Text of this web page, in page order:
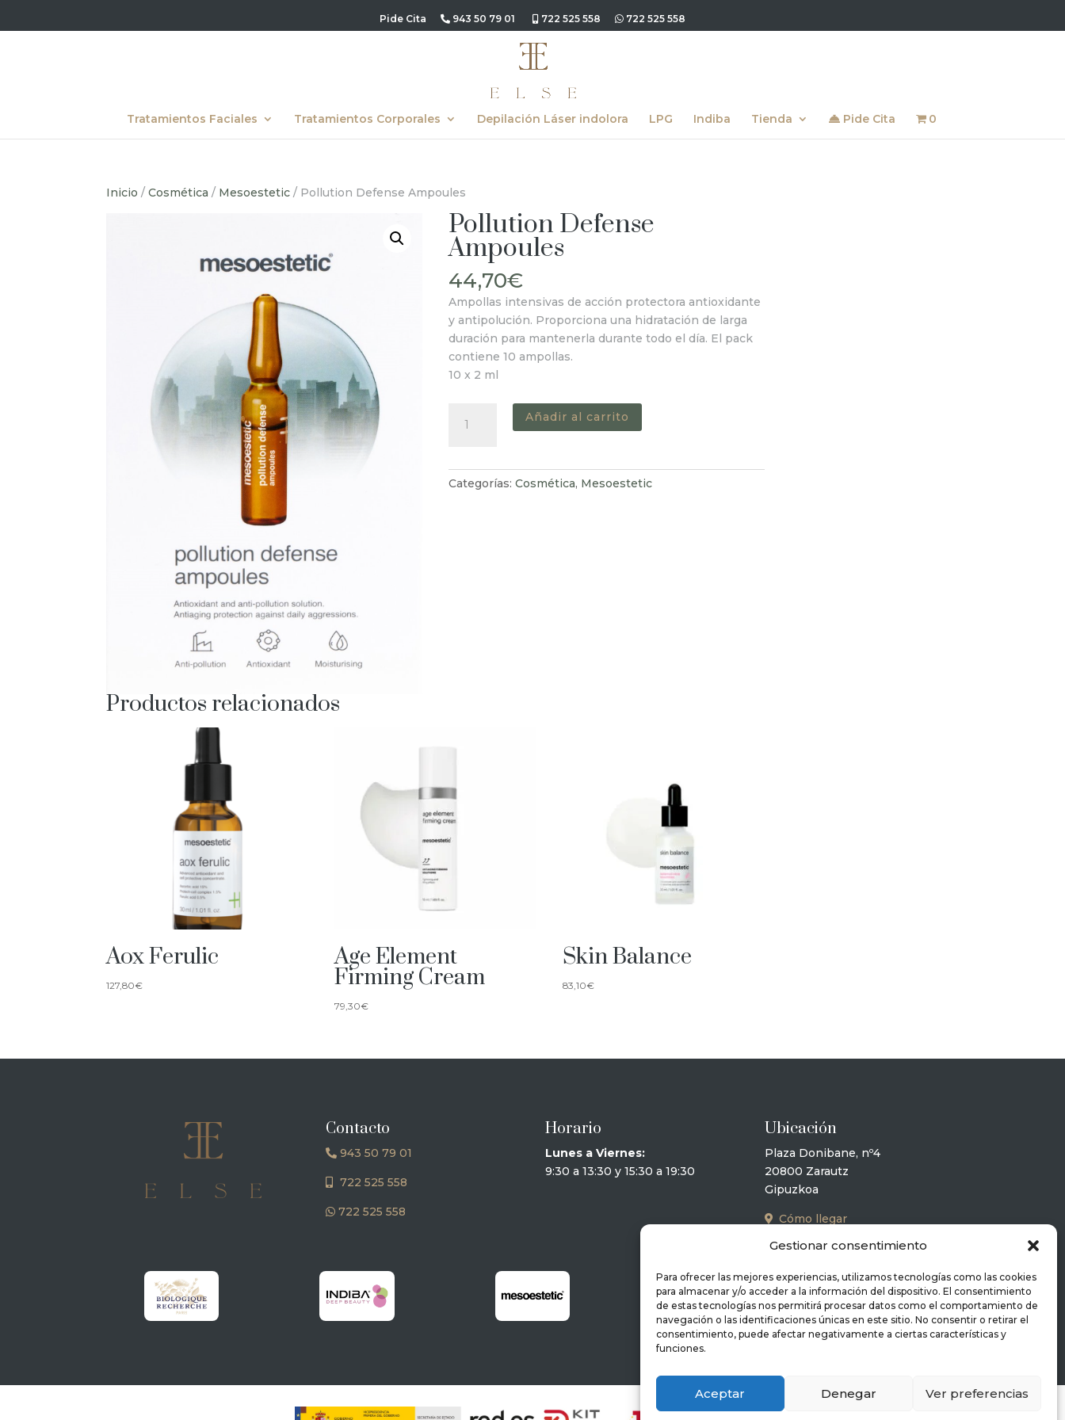
Gestionar consentimiento
Para ofrecer las mejores experiencias, utilizamos tecnologías como las cookies
para almacenar y/o acceder a la información del dispositivo. El consentimiento
de estas tecnologías nos permitirá procesar datos como el comportamiento de
navegación o las identificaciones únicas en este sitio. No consentir o retirar el
consentimiento, puede afectar negativamente a ciertas características y
funciones.
Aceptar Denegar Ver preferencias
Pide Cita 943 50 79 01 722 525 558 722 525 558
Tratamientos Faciales Tratamientos Corporales Depilación Láser indolora LPG Indiba Tienda Pide Cita 0
Inicio /Cosmética / Mesoestetic / Pollution Defense Ampoules
Pollution Defense
Ampoules
44,70€
Ampollas intensivas de acción protectora antioxidante
y antipolución. Proporciona una hidratación de larga
duración para mantenerla durante todo el día. El pack
contiene 10 ampollas.
10 x 2 ml
Defense
cantidad
Añadir al carrito
Categorías:Cosmética, Mesoestetic
Productos relacionados
Aox Ferulic
127,80€
Age Element
Firming Cream
79,30€
Skin Balance
83,10€
Contacto
943 50 79 01
722 525 558
722 525 558
Horario
Lunes a Viernes:
9:30 a 13:30 y 15:30 a 19:30
Ubicación
Plaza Donibane, nº4
20800 Zarautz
Gipuzkoa
Cómo llegar